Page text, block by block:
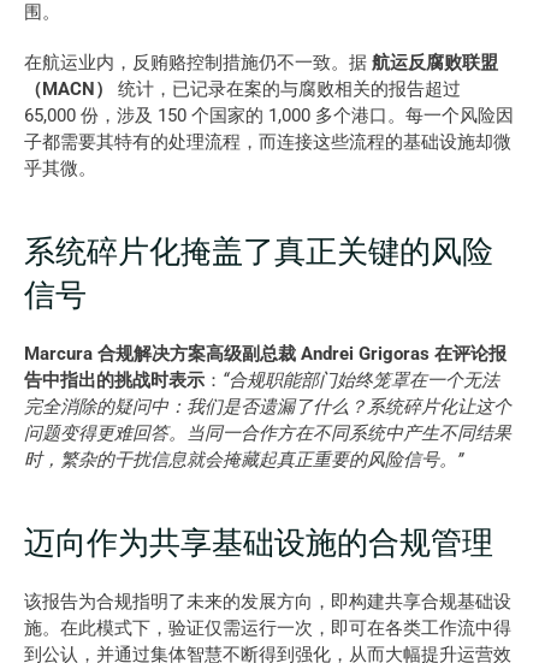
围。
在航运业内，反贿赂控制措施仍不一致。据 航运反腐败联盟
（MACN）
统计，已记录在案的与腐败相关的报告超过
65,000 份，涉及 150 个国家的 1,000 多个港口。每一个风险因
子都需要其特有的处理流程，而连接这些流程的基础设施却微
乎其微。
系统碎片化掩盖了真正关键的风险
信号
Marcura 合规解决方案高级副总裁 Andrei Grigoras 在评论报
告中指出的挑战时表示 ： “合规职能部门始终笼罩在一个无法
完全消除的疑问中：我们是否遗漏了什么？系统碎片化让这个
问题变得更难回答。当同一合作方在不同系统中产生不同结果
时，繁杂的干扰信息就会掩藏起真正重要的风险信号。”
迈向作为共享基础设施的合规管理
该报告为合规指明了未来的发展方向，即构建共享合规基础设
施。在此模式下，验证仅需运行一次，即可在各类工作流中得
到公认，并通过集体智慧不断得到强化，从而大幅提升运营效